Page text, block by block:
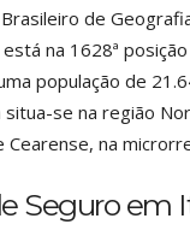
de
na 1628ª
população de
se na região
na
Seguro em